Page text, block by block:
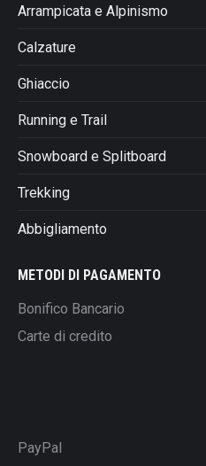
Arrampicata e Alpinismo
Calzature
Ghiaccio
Running e Trail
Snowboard e Splitboard
Trekking
Abbigliamento
METODI DI PAGAMENTO
Bonifico Bancario
Carte di credito
PayPal